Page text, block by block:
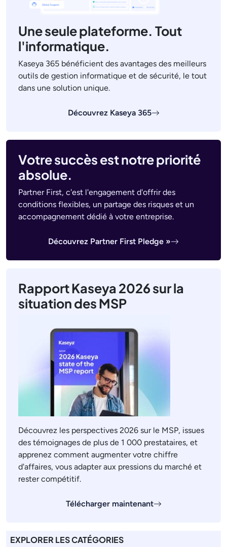
Une seule plateforme. Tout
l'informatique.
Kaseya 365 bénéficient des avantages des meilleurs
outils de gestion informatique et de sécurité, le tout
dans une solution unique.
Découvrez Kaseya 365
Votre succès est notre priorité
absolue.
Partner First, c'est l'engagement d'offrir des
conditions flexibles, un partage des risques et un
accompagnement dédié à votre entreprise.
Découvrez Partner First Pledge »
Rapport Kaseya 2026 sur la
situation des MSP
Découvrez les perspectives 2026 sur le MSP, issues
des témoignages de plus de 1 000 prestataires, et
apprenez comment augmenter votre chiffre
d'affaires, vous adapter aux pressions du marché et
rester compétitif.
Télécharger maintenant
EXPLORER LES CATÉGORIES